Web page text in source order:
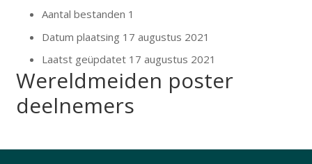
Aantal bestanden 1
Datum plaatsing 17 augustus 2021
Laatst geüpdatet 17 augustus 2021
Wereldmeiden poster
deelnemers